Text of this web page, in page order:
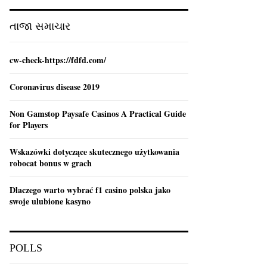
:
તાજા સમાચાર
cw-check-https://fdfd.com/
Coronavirus disease 2019
Non Gamstop Paysafe Casinos A Practical Guide
for Players
Wskazówki dotyczące skutecznego użytkowania
robocat bonus w grach
Dlaczego warto wybrać f1 casino polska jako
swoje ulubione kasyno
POLLS